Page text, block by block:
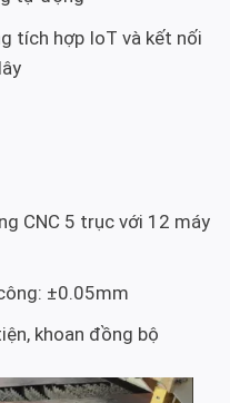
tích hợp IoT và kết nối
CNC 5 trục với 12 máy
±0.05mm
khoan đồng bộ